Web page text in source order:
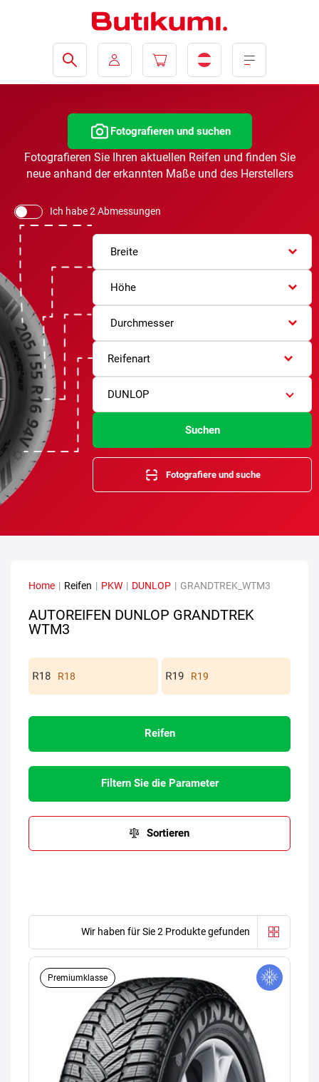
Fotografieren und suchen
Fotografieren Sie Ihren aktuellen Reifen und finden Sie
neue anhand der erkannten Maße und des Herstellers
Ich habe 2 Abmessungen
Breite
Höhe
Durchmesser
Reifenart
DUNLOP
Suchen
Fotografiere und suche
Home | Reifen | PKW | DUNLOP | GRANDTREK_WTM3
AUTOREIFEN DUNLOP GRANDTREK
WTM3
R18 R19
Reifen
Filtern Sie die Parameter
Sortieren
Wir haben für Sie 2 Produkte gefunden
Premiumklasse